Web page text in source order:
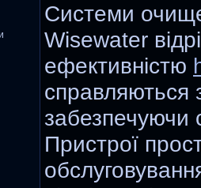
Системи
Wisewater
ефективністю
справляються
забезпечуючи
Пристрої